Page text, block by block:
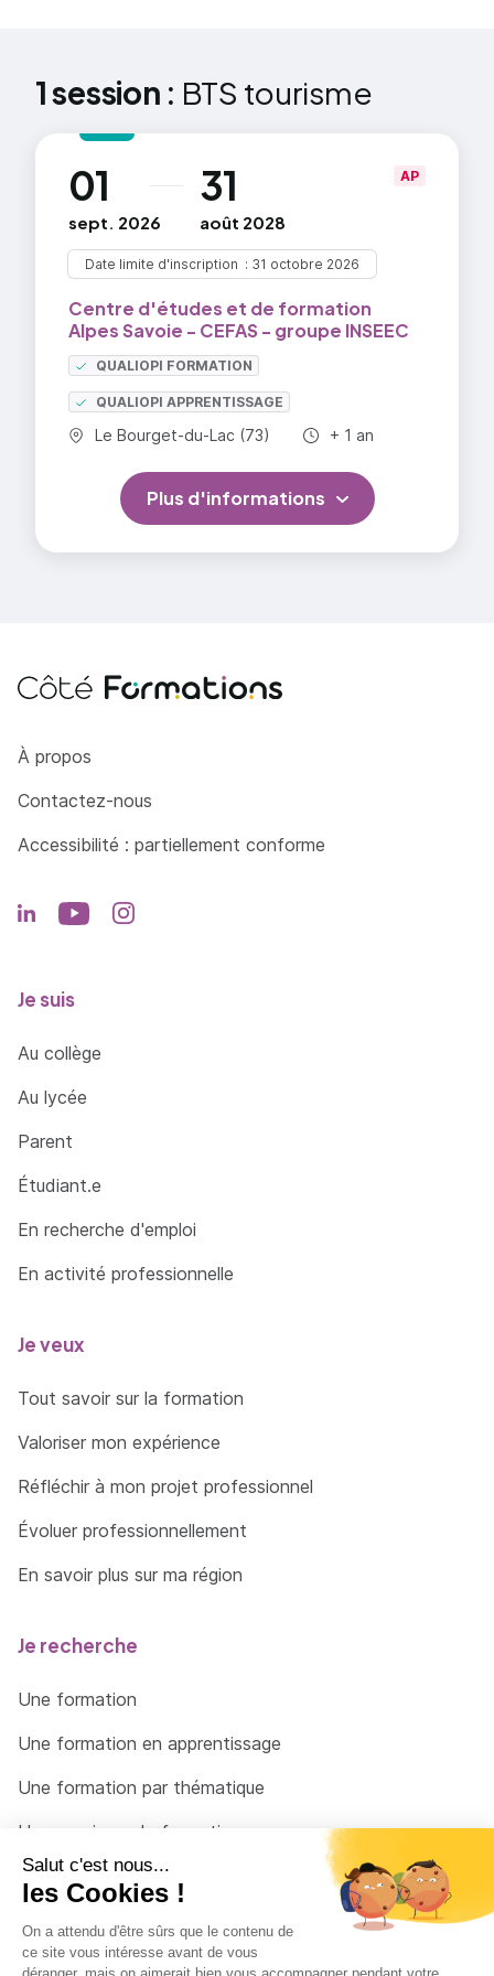
droit (Code du tourisme, de la
consommation, etc.), cadre institutionnel ;
potentialités de l'espace géographique
concerné (territoire ou destination)
1 session : BTS tourisme
01
sept. 2026
au 31
août 2028
Date limite d'inscription 31 octobre 2026
Centre d'études et de formation
Alpes Savoie - CEFAS - groupe INSEEC
QUALIOPI FORMATION
QUALIOPI APPRENTISSAGE
Commune :
Le Bourget-du-Lac (73) Durée totale :
+ 1 an
AP
Plus d'informations
Côté Formations
À propos
Contactez-nous
Accessibilité : partiellement conforme
Je suis
Au collège
Au lycée
Parent
Étudiant.e
En recherche d'emploi
En activité professionnelle
Je veux
Tout savoir sur la formation
Valoriser mon expérience
Réfléchir à mon projet professionnel
Évoluer professionnellement
En savoir plus sur ma région
Je recherche
Une formation
Une formation en apprentissage
Une formation par thématique
Un organisme de formation
Un conseiller